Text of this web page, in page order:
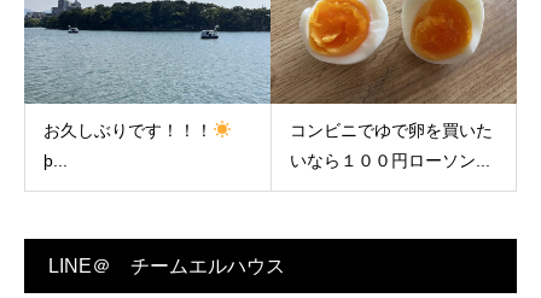
お久しぶりです！！！
þ...
コンビニでゆで卵を買いた
いなら１００円ローソン...
LINE＠ チームエルハウス